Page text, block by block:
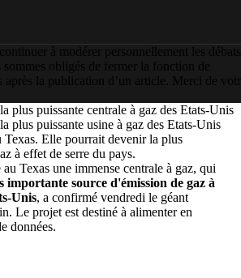
à modérer personnellement les débats
sommes obligés de fermer la fonction de
après la publication d’un article. Merci de
plus puissante centrale à gaz des Etats-Unis
plus puissante usine à gaz des Etats-Unis
Texas. Elle pourrait devenir la plus
à effet de serre du pays.
Texas une immense centrale à gaz, qui
importante source d'émission de gaz à
Unis, a confirmé vendredi le géant
Le projet est destiné à alimenter en
données.